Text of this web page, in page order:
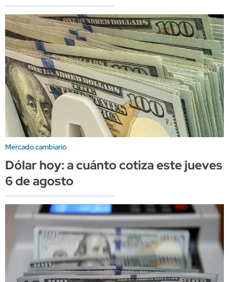
Mercado cambiario
Dólar hoy: a cuánto cotiza este jueves
6 de agosto